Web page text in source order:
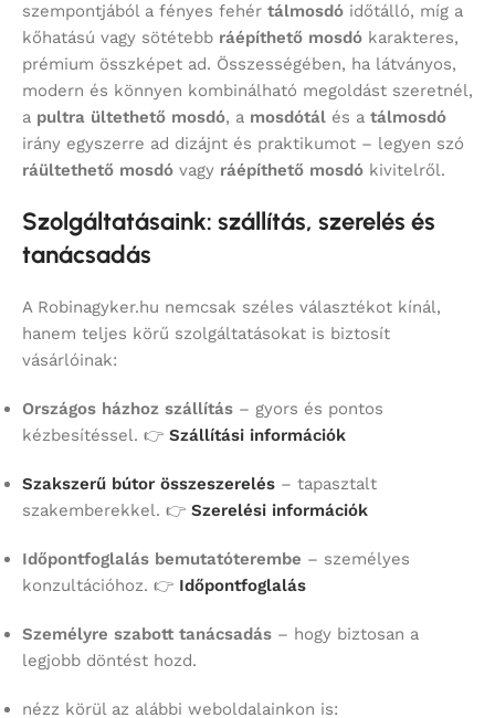
szempontjából a fényes fehér tálmosdó időtálló, míg a
kőhatású vagy sötétebb ráépíthető mosdó karakteres,
prémium összképet ad. Összességében, ha látványos,
modern és könnyen kombinálható megoldást szeretnél,
a pultra ültethető mosdó, a mosdótál és a tálmosdó
irány egyszerre ad dizájnt és praktikumot – legyen szó
ráültethető mosdó vagy ráépíthető mosdó kivitelről.
Szolgáltatásaink: szállítás, szerelés és
tanácsadás
A Robinagyker.hu nemcsak széles választékot kínál,
hanem teljes körű szolgáltatásokat is biztosít
vásárlóinak:
Országos házhoz szállítás – gyors és pontos
kézbesítéssel. 👉 Szállítási információk
Szakszerű bútor összeszerelés – tapasztalt
szakemberekkel. 👉 Szerelési információk
Időpontfoglalás bemutatóterembe – személyes
konzultációhoz. 👉 Időpontfoglalás
Személyre szabott tanácsadás – hogy biztosan a
legjobb döntést hozd.
nézz körül az alábbi weboldalainkon is: